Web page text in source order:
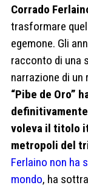
Corrado
trasformare
egemone. Gli
racconto di una
narrazione di
“Pibe de Oro”
voleva il titolo
metropoli del
Ferlaino non ha
mondo, ha